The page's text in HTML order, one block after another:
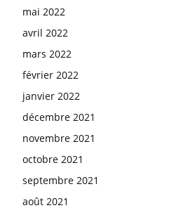
mai 2022
avril 2022
mars 2022
février 2022
janvier 2022
décembre 2021
novembre 2021
octobre 2021
septembre 2021
août 2021